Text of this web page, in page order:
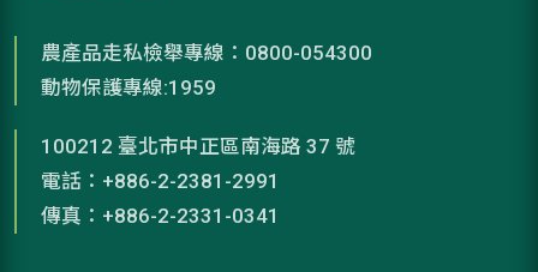
農產品走私檢舉專線：0800-054300
動物保護專線:1959
100212 臺北市中正區南海路 37 號
電話：+886-2-2381-2991
傳真：+886-2-2331-0341